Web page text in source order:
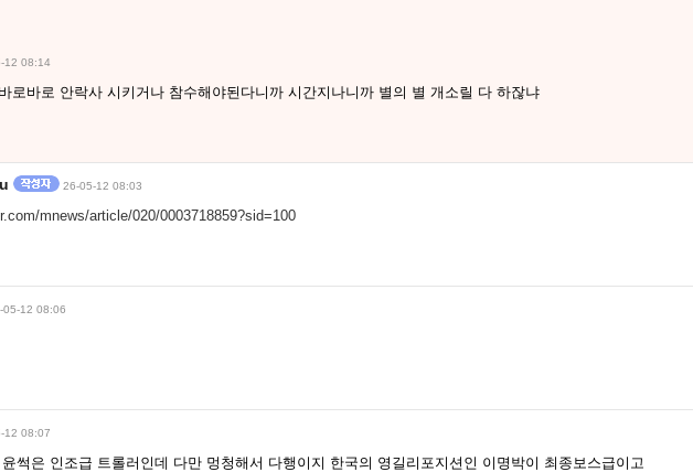
12 08:14
로바로 안락사 시키거나 참수해야된다니까 시간지나니까 별의 별 개소릴 다 하잖냐
26-05-12 08:03
mnews/article/020/0003718859?sid=100
05-12 08:06
12 08:07
썩은 인조급 트롤러인데 다만 멍청해서 다행이지 한국의 영길리포지션인 이명박이 최종보스급이고